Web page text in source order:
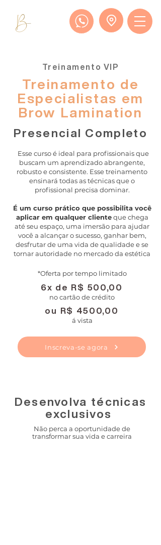
Treinamento VIP
Treinamento de
Especialistas em
Brow Lamination
Presencial Completo
Esse curso é ideal para profissionais que
buscam um aprendizado abrangente,
robusto e consistente. Esse treinamento
ensinará todas as técnicas que o
profissional precisa dominar.
É um curso prático que possibilita você
aplicar em qualquer clienteque chega
até seu espaço, uma imersão para ajudar
você a alcançar o sucesso, ganhar bem,
desfrutar de uma vida de qualidade e se
tornar autoridade no mercado da estética
*Oferta por tempo limitado
6x de R$ 500,00
no cartão de crédito
ou R$ 4500,00
á vista
Inscreva-se agora
Desenvolva técnicas
exclusivos
Não perca a oportunidade de
transformar sua vida e carreira